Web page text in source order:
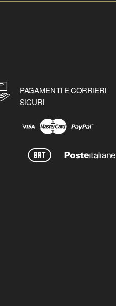
PAGAMENTI E CORRIERI
SICURI